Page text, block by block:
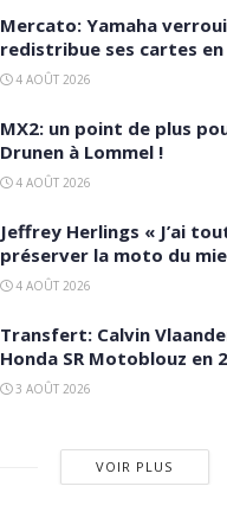
Mercato: Yamaha
redistribue ses cartes en
4 AOÛT 2026
MX2: un point de plus
Drunen à Lommel !
4 AOÛT 2026
Jeffrey Herlings « J’ai
préserver la moto du
4 AOÛT 2026
Transfert: Calvin
Honda SR Motoblouz en
3 AOÛT 2026
VOIR PLUS